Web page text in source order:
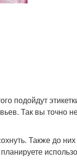
подойдут
Так вы точно
Также до